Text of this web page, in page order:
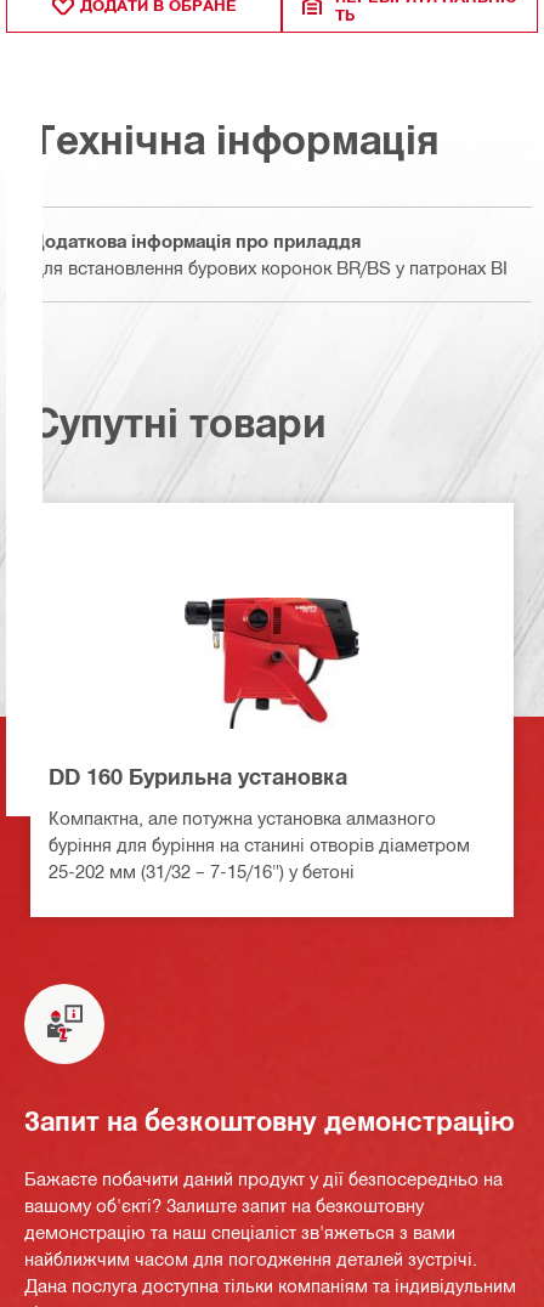
ДОДАТИ В ОБРАНЕ
ТЬ
Технічна інформація
Додаткова інформація про приладдя
Для встановлення бурових коронок BR/BS у патронах BI
Супутні товари
DD 160 Бурильна установка
Компактна, але потужна установка алмазного
буріння для буріння на станині отворів діаметром
25-202 мм (31/32 – 7-15/16") у бетоні
Запит на безкоштовну демонстрацію
Бажаєте побачити даний продукт у дії безпосередньо на
вашому об'єкті? Залиште запит на безкоштовну
демонстрацію та наш спеціаліст зв'яжеться з вами
найближчим часом для погодження деталей зустрічі.
Дана послуга доступна тільки компаніям та індивідульним